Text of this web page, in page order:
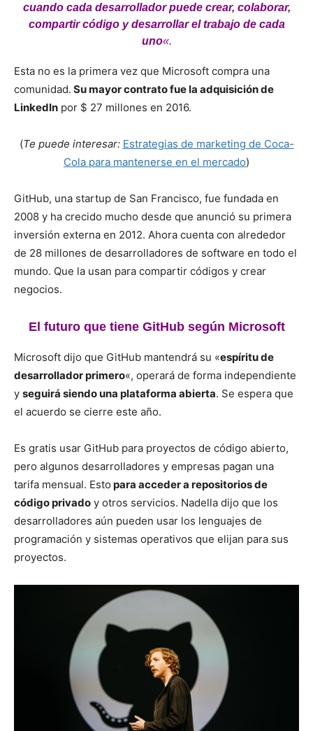
cuando cada desarrollador puede crear, colaborar,
compartir código y desarrollar el trabajo de cada
uno«.
Esta no es la primera vez que Microsoft compra una
comunidad. Su mayor contrato fue la adquisición de
LinkedIn por $ 27 millones en 2016.
(Te puede interesar: Estrategias de marketing de Coca-
Cola para mantenerse en el mercado)
GitHub, una startup de San Francisco, fue fundada en
2008 y ha crecido mucho desde que anunció su primera
inversión externa en 2012. Ahora cuenta con alrededor
de 28 millones de desarrolladores de software en todo el
mundo. Que la usan para compartir códigos y crear
negocios.
El futuro que tiene GitHub según Microsoft
Microsoft dijo que GitHub mantendrá su «espíritu de
desarrollador primero«, operará de forma independiente
y seguirá siendo una plataforma abierta. Se espera que
el acuerdo se cierre este año.
Es gratis usar GitHub para proyectos de código abierto,
pero algunos desarrolladores y empresas pagan una
tarifa mensual. Esto para acceder a repositorios de
código privado y otros servicios. Nadella dijo que los
desarrolladores aún pueden usar los lenguajes de
programación y sistemas operativos que elijan para sus
proyectos.